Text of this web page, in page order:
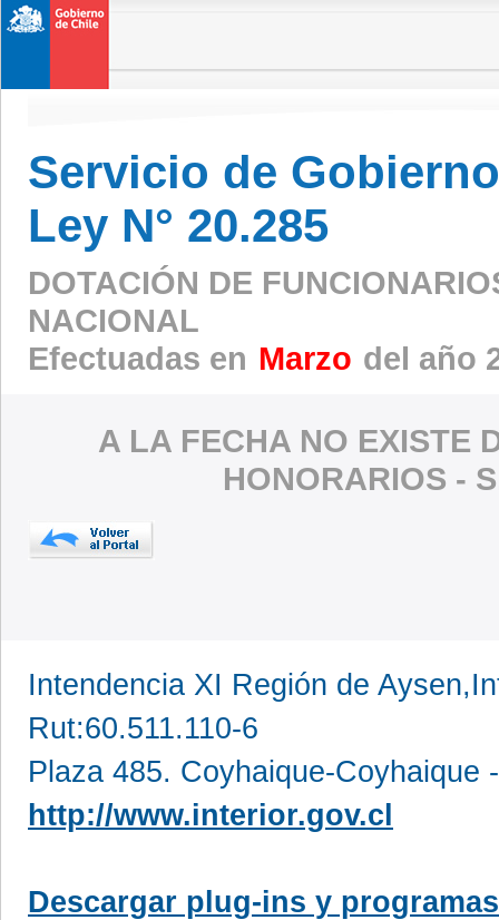
Servicio de
Ley N° 20.285
DOTACIÓN DE
NACIONAL
Efectuadas en Marzo del año
A LA FECHA NO EXISTE
HONORARIOS -
Intendencia XI Región de
Rut:60.511.110-6
Plaza 485. Coyhaique-Coyhaique
http://www.interior.gov.cl
Descargar plug-ins y